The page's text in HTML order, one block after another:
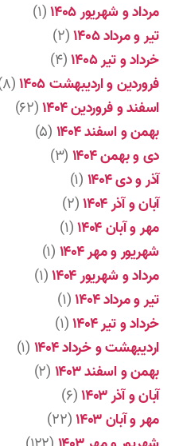
مرداد و شهریور ۱۴۰۵
(۱)
تیر و مرداد ۱۴۰۵
(۲)
خرداد و تیر ۱۴۰۵
(۴)
فروردین و اردیبهشت ۱۴۰۵
(۸)
اسفند و فروردین ۱۴۰۴
(۶۲)
بهمن و اسفند ۱۴۰۴
(۵)
دی و بهمن ۱۴۰۴
(۳)
آذر و دی ۱۴۰۴
(۱)
آبان و آذر ۱۴۰۴
(۲)
مهر و آبان ۱۴۰۴
(۱)
شهریور و مهر ۱۴۰۴
(۱)
مرداد و شهریور ۱۴۰۴
(۱)
تیر و مرداد ۱۴۰۴
(۱)
خرداد و تیر ۱۴۰۴
(۱)
اردیبهشت و خرداد ۱۴۰۴
(۱)
بهمن و اسفند ۱۴۰۳
(۲)
آبان و آذر ۱۴۰۳
(۶)
مهر و آبان ۱۴۰۳
(۲۲)